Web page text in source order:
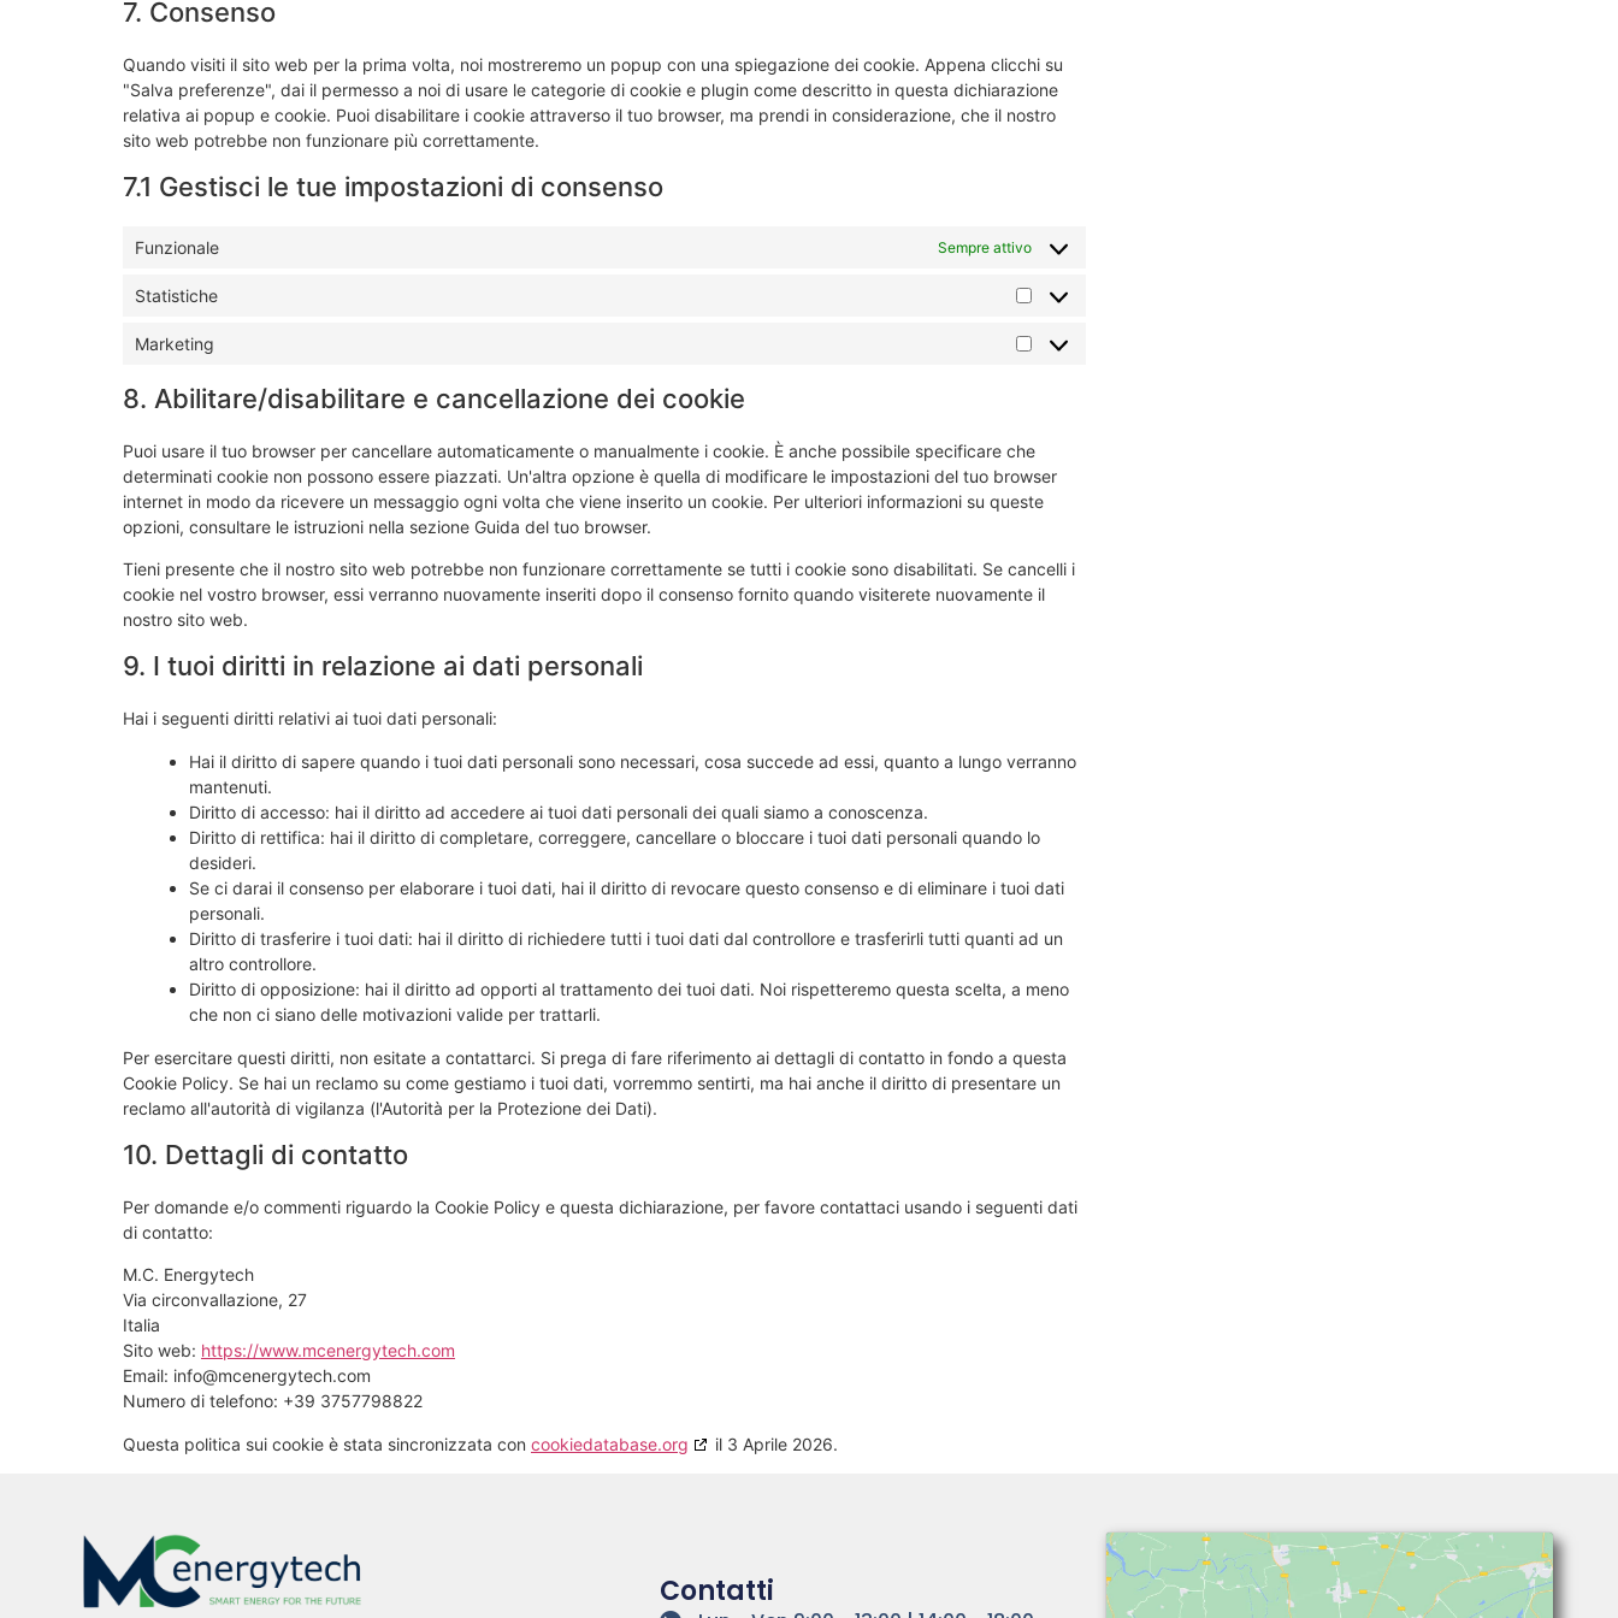
7. Consenso
Quando visiti il sito web per la prima volta, noi mostreremo un popup con una spiegazione dei cookie. Appena clicchi su
"Salva preferenze", dai il permesso a noi di usare le categorie di cookie e plugin come descritto in questa dichiarazione
relativa ai popup e cookie. Puoi disabilitare i cookie attraverso il tuo browser, ma prendi in considerazione, che il nostro
sito web potrebbe non funzionare più correttamente.
7.1 Gestisci le tue impostazioni di consenso
Funzionale Sempre attivo
Statistiche
Marketing
8. Abilitare/disabilitare e cancellazione dei cookie
Puoi usare il tuo browser per cancellare automaticamente o manualmente i cookie. È anche possibile specificare che
determinati cookie non possono essere piazzati. Un'altra opzione è quella di modificare le impostazioni del tuo browser
internet in modo da ricevere un messaggio ogni volta che viene inserito un cookie. Per ulteriori informazioni su queste
opzioni, consultare le istruzioni nella sezione Guida del tuo browser.
Tieni presente che il nostro sito web potrebbe non funzionare correttamente se tutti i cookie sono disabilitati. Se cancelli i
cookie nel vostro browser, essi verranno nuovamente inseriti dopo il consenso fornito quando visiterete nuovamente il
nostro sito web.
9. I tuoi diritti in relazione ai dati personali
Hai i seguenti diritti relativi ai tuoi dati personali:
Hai il diritto di sapere quando i tuoi dati personali sono necessari, cosa succede ad essi, quanto a lungo verranno
mantenuti.
Diritto di accesso: hai il diritto ad accedere ai tuoi dati personali dei quali siamo a conoscenza.
Diritto di rettifica: hai il diritto di completare, correggere, cancellare o bloccare i tuoi dati personali quando lo
desideri.
Se ci darai il consenso per elaborare i tuoi dati, hai il diritto di revocare questo consenso e di eliminare i tuoi dati
personali.
Diritto di trasferire i tuoi dati: hai il diritto di richiedere tutti i tuoi dati dal controllore e trasferirli tutti quanti ad un
altro controllore.
Diritto di opposizione: hai il diritto ad opporti al trattamento dei tuoi dati. Noi rispetteremo questa scelta, a meno
che non ci siano delle motivazioni valide per trattarli.
Per esercitare questi diritti, non esitate a contattarci. Si prega di fare riferimento ai dettagli di contatto in fondo a questa
Cookie Policy. Se hai un reclamo su come gestiamo i tuoi dati, vorremmo sentirti, ma hai anche il diritto di presentare un
reclamo all'autorità di vigilanza (l'Autorità per la Protezione dei Dati).
10. Dettagli di contatto
Per domande e/o commenti riguardo la Cookie Policy e questa dichiarazione, per favore contattaci usando i seguenti dati
di contatto:
M.C. Energytech
Via circonvallazione, 27
Italia
Sito web: https://www.mcenergytech.com
Email: info@mcenergytech.com
Numero di telefono: +39 3757798822
Questa politica sui cookie è stata sincronizzata con cookiedatabase.org il 3 Aprile 2026.
Contatti